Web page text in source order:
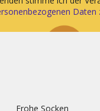
Daten
Frohe Socken